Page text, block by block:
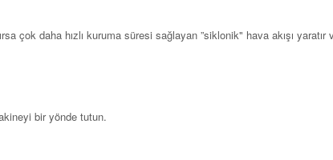
çok daha hızlı kuruma süresi sağlayan ”siklonik" hava akışı
bir yönde tutun.